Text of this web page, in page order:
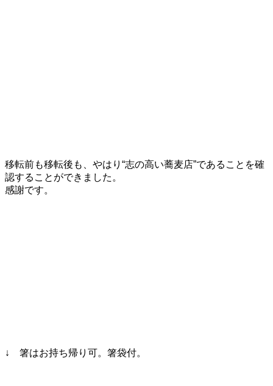
移転前も移転後も、やはり“志の高い蕎麦店”であることを確
認することができました。
感謝です。
↓ 箸はお持ち帰り可。箸袋付。